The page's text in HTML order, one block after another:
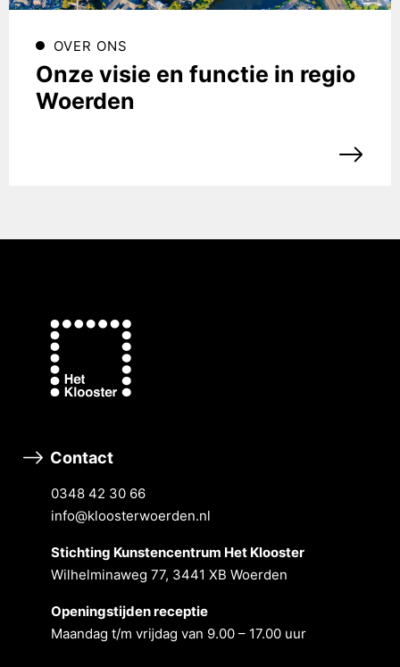
OVER ONS
Onze visie en functie in regio
Woerden
Contact
0348 42 30 66
info@kloosterwoerden.nl
Stichting Kunstencentrum Het Klooster
Wilhelminaweg 77, 3441 XB Woerden
Openingstĳden receptie
Maandag t/m vrĳdag van 9.00 – 17.00 uur